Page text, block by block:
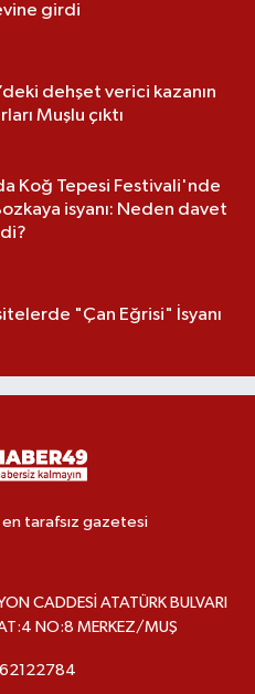
girdi
dehşet verici kazanın
Muşlu çıktı
Koğ Tepesi Festivali'nde
isyanı: Neden davet
"Çan Eğrisi" İsyanı
tarafsız gazetesi
CADDESİ ATATÜRK BULVARI
NO:8 MERKEZ/MUŞ